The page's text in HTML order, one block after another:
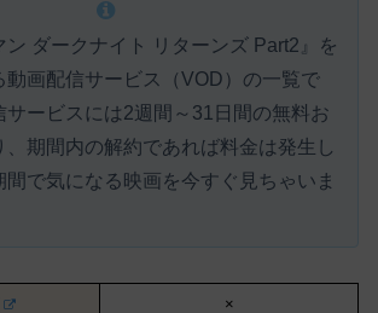
ン ダークナイト リターンズ Part2』を
動画配信サービス（VOD）の一覧で
サービスには2週間～31日間の無料お
期間内の解約であれば料金は発生し
間で気になる映画を今すぐ見ちゃいま
×